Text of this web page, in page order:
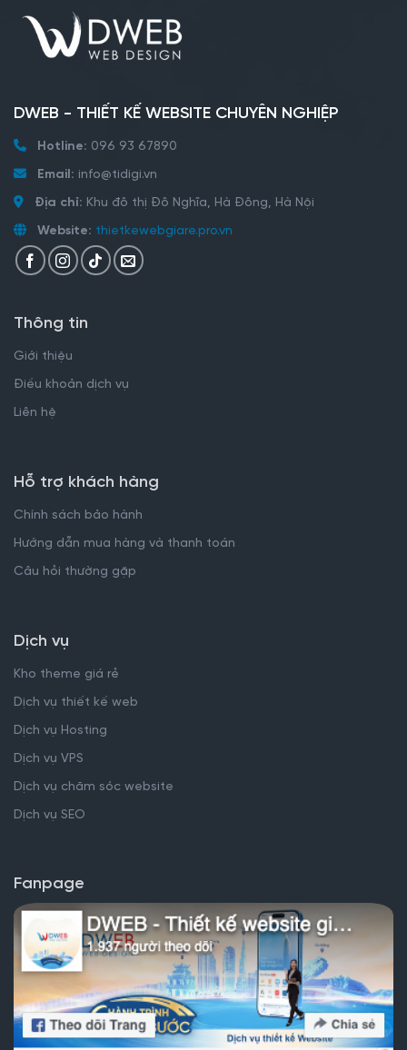
DWEB - THIẾT KẾ WEBSITE CHUYÊN NGHIỆP
Hotline: 096 93 67890
Email: info@tidigi.vn
Địa chỉ: Khu đô thị Đô Nghĩa, Hà Đông, Hà Nội
Website: thietkewebgiare.pro.vn
Thông tin
Giới thiệu
Điều khoản dịch vụ
Liên hệ
Hỗ trợ khách hàng
Chính sách bảo hành
Hướng dẫn mua hàng và thanh toán
Câu hỏi thường gặp
Dịch vụ
Kho theme giá rẻ
Dịch vụ thiết kế web
Dịch vụ Hosting
Dịch vụ VPS
Dịch vụ chăm sóc website
Dịch vụ SEO
Fanpage